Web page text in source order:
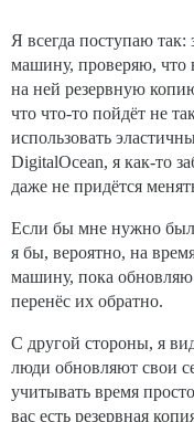
Я всегда поступаю
машину, проверяю, что
на ней резервную
что что-то пойдёт не
использовать
DigitalOcean, я как-то
даже не придётся
Если бы мне нужно
я бы, вероятно, на
машину, пока обновляю
перенёс их обратно.
С другой стороны, я
люди обновляют свои
учитывать время
вас есть резервная